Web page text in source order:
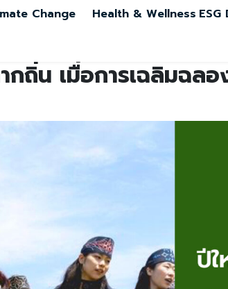
Change Health & Wellness ESG
กถิ่น เมื่อการเฉลิมฉล